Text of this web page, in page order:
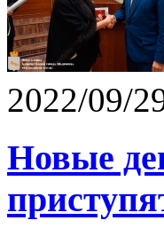
2022/09/
Новые